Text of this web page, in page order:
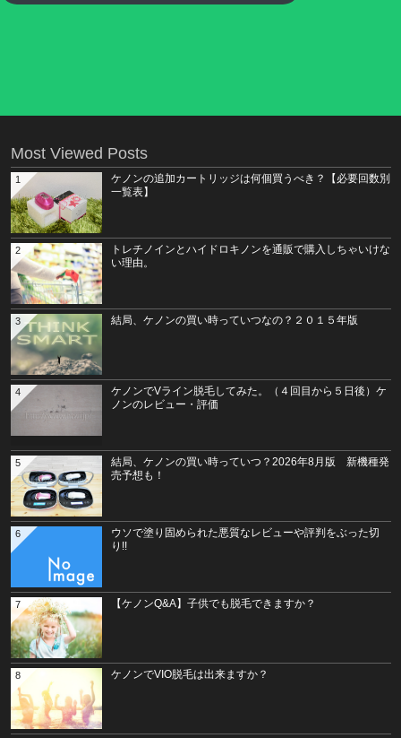
Most Viewed Posts
ケノンの追加カートリッジは何個買うべき？【必要回数別
一覧表】
1
トレチノインとハイドロキノンを通販で購入しちゃいけな
い理由。
2
結局、ケノンの買い時っていつなの？２０１５年版
3
ケノンでVライン脱毛してみた。（４回目から５日後）ケ
ノンのレビュー・評価
4
結局、ケノンの買い時っていつ？2026年8月版 新機種発
売予想も！
5
ウソで塗り固められた悪質なレビューや評判をぶった切
り!!
6
【ケノンQ&A】子供でも脱毛できますか？
7
ケノンでVIO脱毛は出来ますか？
8